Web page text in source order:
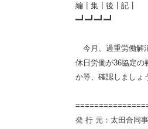
編┃集┃後┃記┃
━┛━┛━┛━┛
今月、過重労働解
休日労働が36協定の
か等、確認しましょ
発 行 元：太田合同